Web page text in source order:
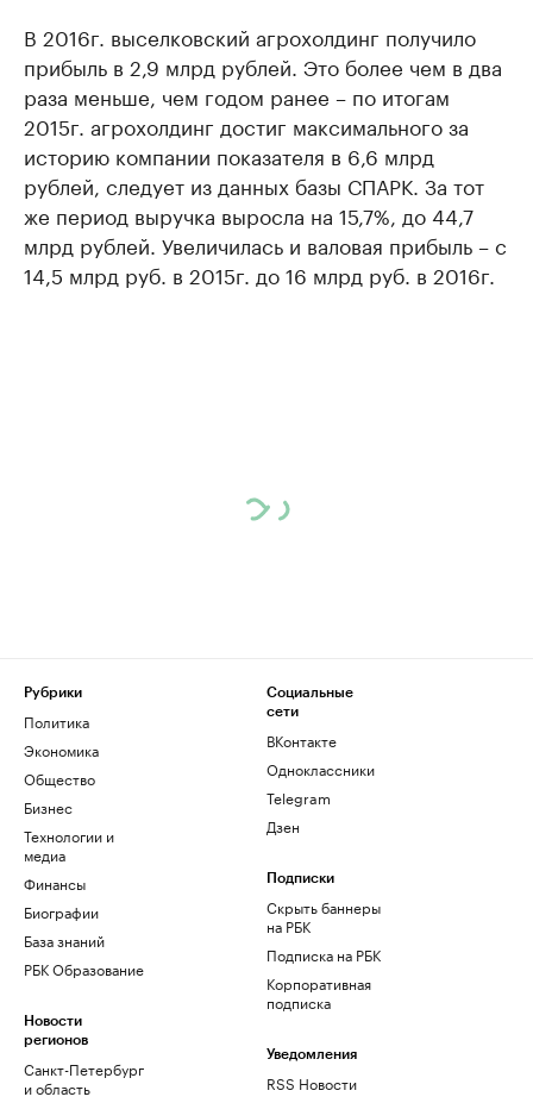
В 2016г. выселковский агрохолдинг получило
прибыль в 2,9 млрд рублей. Это более чем в два
раза меньше, чем годом ранее – по итогам
2015г. агрохолдинг достиг максимального за
историю компании показателя в 6,6 млрд
рублей, следует из данных базы СПАРК. За тот
же период выручка выросла на 15,7%, до 44,7
млрд рублей. Увеличилась и валовая прибыль – с
14,5 млрд руб. в 2015г. до 16 млрд руб. в 2016г.
Рубрики
Политика
Экономика
Общество
Бизнес
Технологии и
медиа
Финансы
Биографии
База знаний
РБК Образование
Новости
регионов
Санкт-Петербург
и область
Социальные
сети
ВКонтакте
Одноклассники
Telegram
Дзен
Подписки
Скрыть баннеры
на РБК
Подписка на РБК
Корпоративная
подписка
Уведомления
RSS Новости